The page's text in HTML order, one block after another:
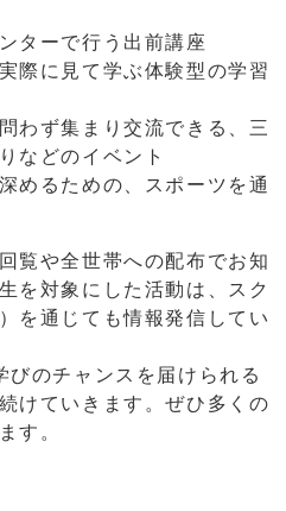
ターで行う出前講座
際に見て学ぶ体験型の学習
わず集まり交流できる、三
などのイベント
めるための、スポーツを通
覧や全世帯への配布でお知
を対象にした活動は、スク
を通じても情報発信してい
のチャンスを届けられる
けていきます。ぜひ多くの
す。